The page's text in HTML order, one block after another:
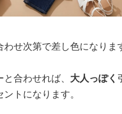
わせ次第で差し色になりま
合わせれば、 大人っぽく
ントになります。